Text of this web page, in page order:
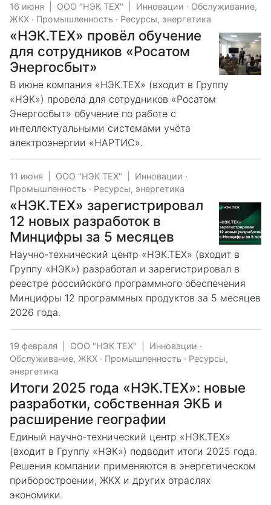
16 июня ООО "НЭК ТЕХ" Инновации · Обслуживание,
ЖКХ · Промышленность · Ресурсы, энергетика
«НЭК.ТЕХ» провёл обучение
для сотрудников «Росатом
Энергосбыт»
В июне компания «НЭК.ТЕХ» (входит в Группу
«НЭК») провела для сотрудников «Росатом
Энергосбыт» обучение по работе с
интеллектуальными системами учёта
электроэнергии «НАРТИС».
11 июня ООО "НЭК ТЕХ" Инновации ·
Промышленность · Ресурсы, энергетика
«НЭК.ТЕХ» зарегистрировал
12 новых разработок в
Минцифры за 5 месяцев
Научно-технический центр «НЭК.ТЕХ» (входит в
Группу «НЭК») разработал и зарегистрировал в
реестре российского программного обеспечения
Минцифры 12 программных продуктов за 5 месяцев
2026 года.
19 февраля ООО "НЭК ТЕХ" Инновации ·
Обслуживание, ЖКХ · Промышленность · Ресурсы,
энергетика
Итоги 2025 года «НЭК.ТЕХ»: новые
разработки, собственная ЭКБ и
расширение географии
Единый научно-технический центр «НЭК.ТЕХ»
(входит в Группу «НЭК») подводит итоги 2025 года.
Решения компании применяются в энергетическом
приборостроении, ЖКХ и других отраслях
экономики.